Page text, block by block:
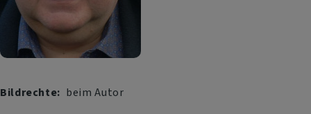
Bildrechte beim Autor